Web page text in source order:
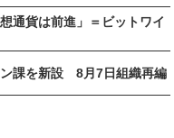
通貨は前進」＝ビットワイ
課を新設 8月7日組織再編